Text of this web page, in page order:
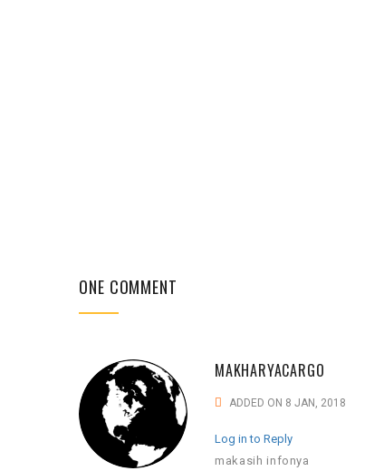
ONE COMMENT
MAKHARYACARGO
ADDED ON 8 JAN, 2018
Log in to Reply
makasih infonya